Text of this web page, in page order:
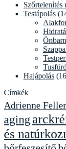
Szőrtelenítés
Testápolás
Hajápolás
Címkék
Adrienne Feller
aging
és